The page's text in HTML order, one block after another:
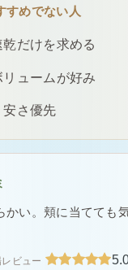
すめでない人
だけを求める
リュームが好み
安さ優先
かい。頬に当てても
ビュー